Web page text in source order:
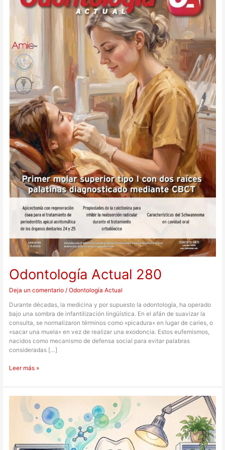
Odontología Actual 280
Deja un comentario /Odontología Actual
Durante décadas, la medicina y por supuesto la odontología, ha operado
bajo una sombra de infantilización lingüística. En el afán de suavizar la
consulta, se normalizaron términos como «picadura» en lugar de caries, o
«sacar una muela» en vez de realizar una exodoncia. Estos eufemismos,
nacidos como mecanismo de defensa social para evitar palabras
consideradas […]
Leer más »
calcitonina
reabsorción